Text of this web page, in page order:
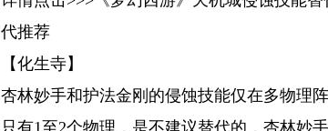
代推荐
【化生寺】
杏林妙手和护法金刚的侵蚀技能仅在多物理
只有1至2个物理，是不建议替代的，杏林妙